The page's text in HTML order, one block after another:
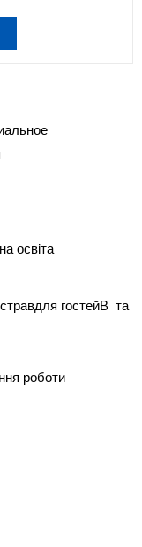
освіта
гостейВ та
роботи